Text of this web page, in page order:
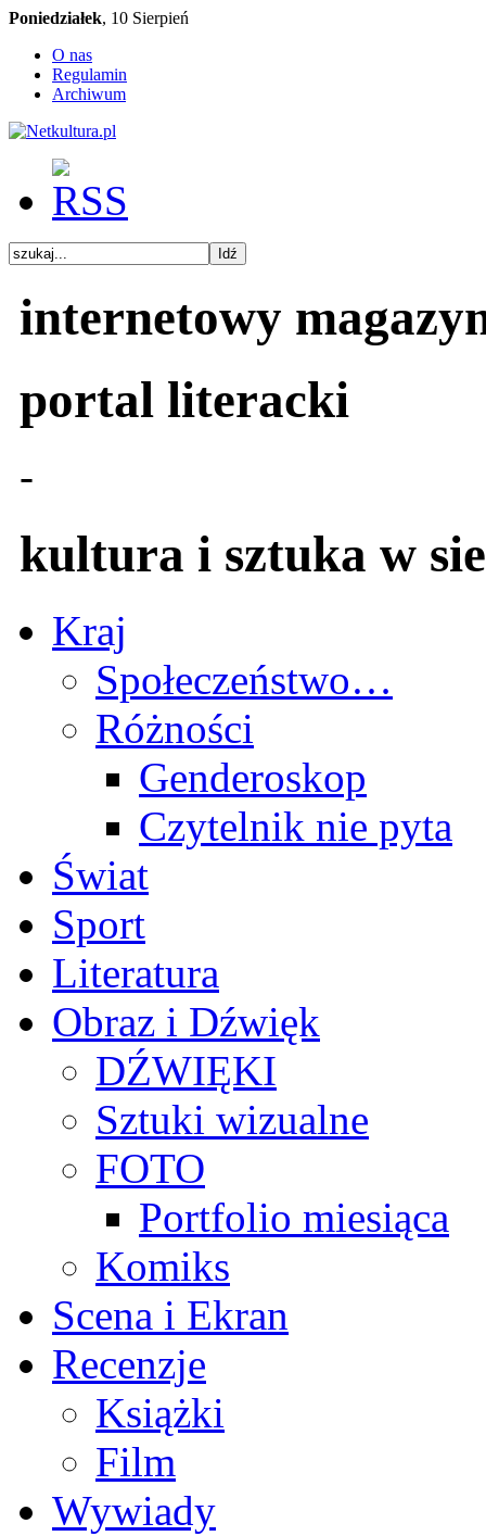
Poniedziałek, 10 Sierpień
O nas
Regulamin
Archiwum
internetowy
portal literacki
-
kultura i sztuka w
Kraj
Społeczeństwo…
Różności
Genderoskop
Czytelnik nie pyta
Świat
Sport
Literatura
Obraz i Dźwięk
DŹWIĘKI
Sztuki wizualne
FOTO
Portfolio miesiąca
Komiks
Scena i Ekran
Recenzje
Książki
Film
Wywiady